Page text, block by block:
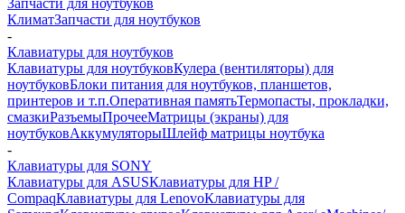
Запчасти для ноутбуков
КлиматЗапчасти для ноутбуков
-
Клавиатуры для ноутбуков
Клавиатуры для ноутбуковКулера (вентиляторы) для
ноутбуковБлоки питания для ноутбуков, планшетов,
принтеров и т.п.Оперативная памятьТермопасты, прокладки,
смазкиРазъемыПрочееМатрицы (экраны) для
ноутбуковАккумуляторыШлейф матрицы ноутбука
-
Клавиатуры для SONY
Клавиатуры для ASUSКлавиатуры для HP /
CompaqКлавиатуры для LenovoКлавиатуры для